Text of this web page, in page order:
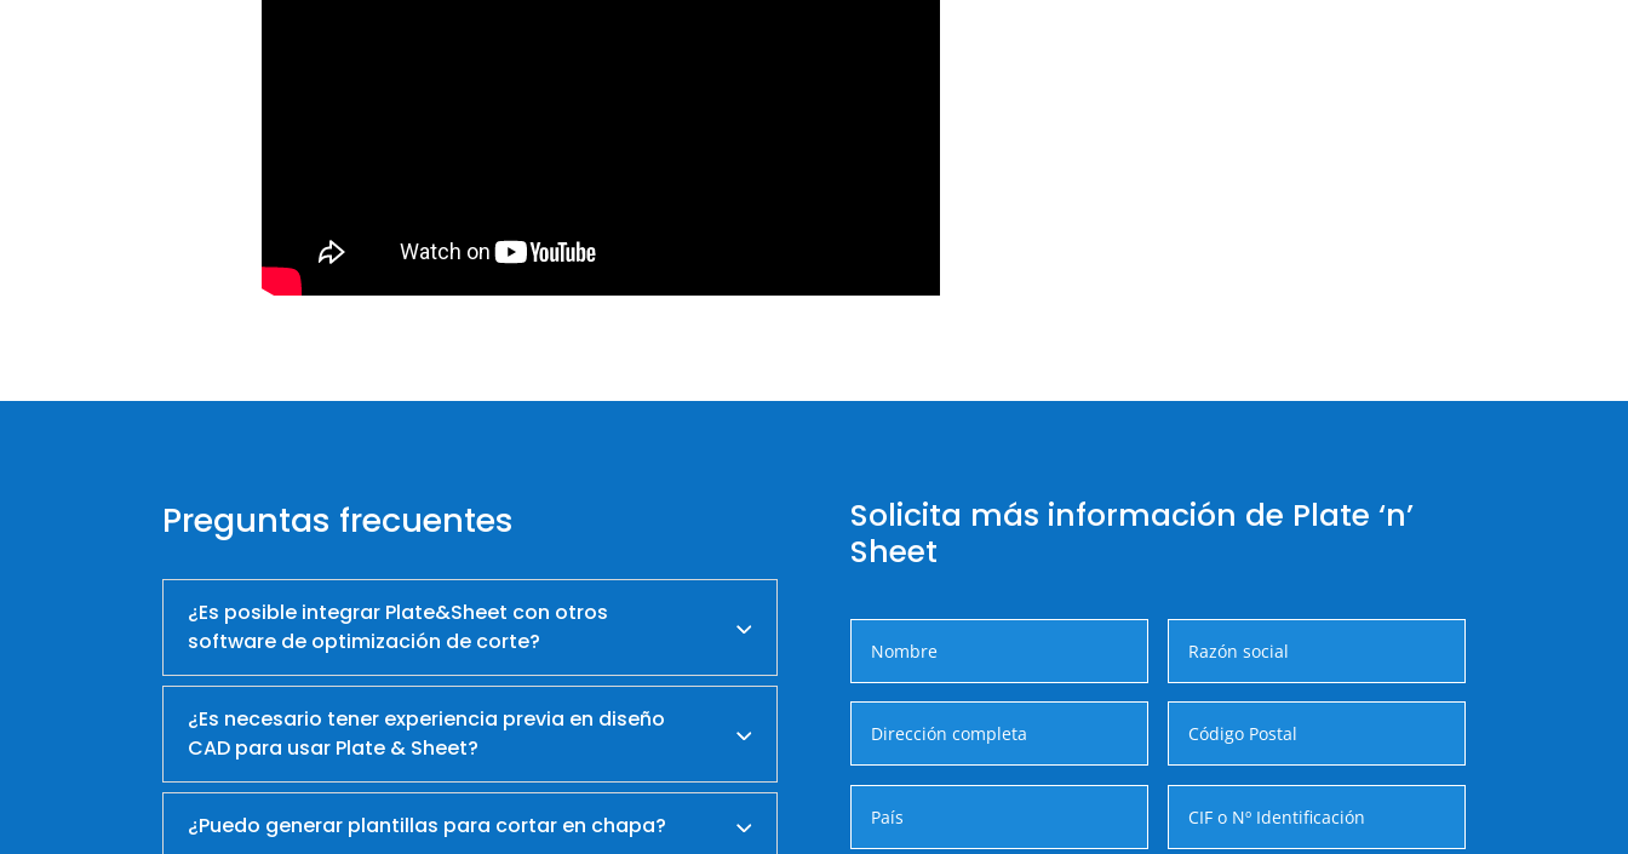
Preguntas frecuentes
¿Es posible integrar Plate&Sheet con otros
software de optimización de corte?
¿Es necesario tener experiencia previa en diseño
CAD para usar Plate & Sheet?
¿Puedo generar plantillas para cortar en chapa?
Solicita más información de Plate ‘n’
Sheet